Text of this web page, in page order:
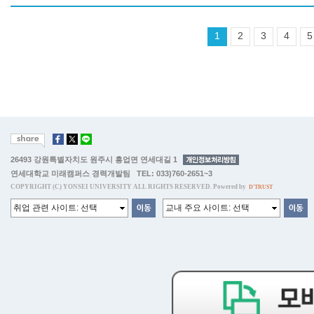
1 2 3 4 5
26493 강원특별자치도 원주시 흥업면 연세대길 1
연세대학교 미래캠퍼스 경력개발팀 TEL: 033)760-2651~3
COPYRIGHT (C) YONSEI UNIVERSITY ALL RIGHTS RESERVED. Powered by D'TRUST